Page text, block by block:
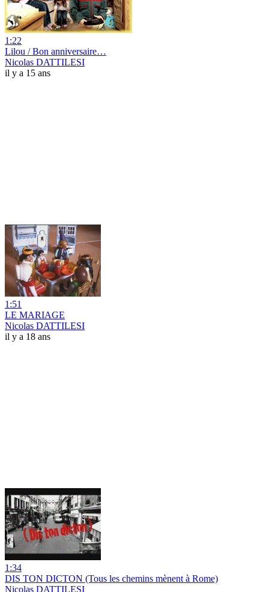
1:22
Lilou / Bon anniversaire…
Nicolas DATTILESI
il y a 15 ans
1:51
LE MARIAGE
Nicolas DATTILESI
il y a 18 ans
1:34
DIS TON DICTON (Tous les chemins mènent à Rome)
Nicolas DATTILESI